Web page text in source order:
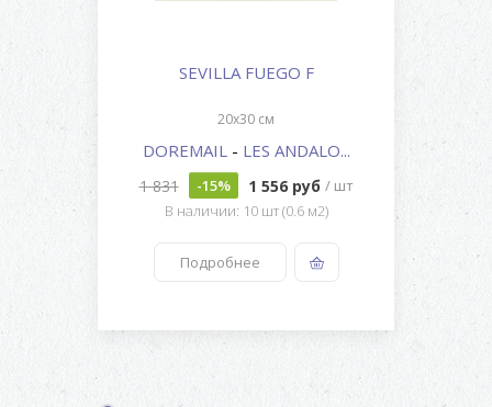
SEVILLA FUEGO F
20x30 см
DOREMAIL - LES ANDALO...
1 831 -15% 1 556 руб / шт
В наличии: 10 шт (0.6 м2)
Подробнее